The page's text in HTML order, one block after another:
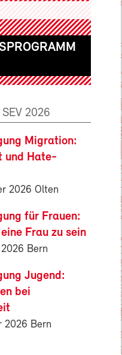
SEV 2026
Migration:
und Hate-
2026 Olten
für Frauen:
Frau zu sein
Bern
Jugend:
bei
2026 Bern